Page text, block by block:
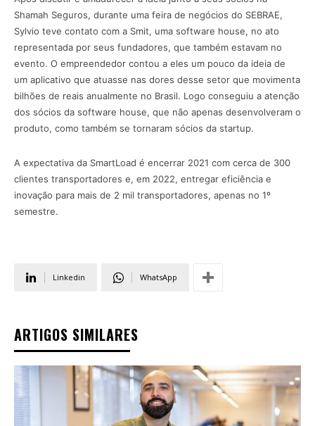
Shamah Seguros, durante uma feira de negócios do SEBRAE,
Sylvio teve contato com a Smit, uma software house, no ato
representada por seus fundadores, que também estavam no
evento. O empreendedor contou a eles um pouco da ideia de
um aplicativo que atuasse nas dores desse setor que movimenta
bilhões de reais anualmente no Brasil. Logo conseguiu a atenção
dos sócios da software house, que não apenas desenvolveram o
produto, como também se tornaram sócios da startup.
A expectativa da SmartLoad é encerrar 2021 com cerca de 300
clientes transportadores e, em 2022, entregar eficiência e
inovação para mais de 2 mil transportadores, apenas no 1º
semestre.
Linkedin WhatsApp
ARTIGOS SIMILARES